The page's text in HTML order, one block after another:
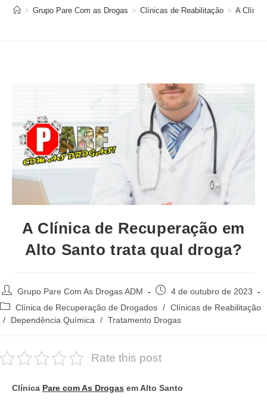
> Grupo Pare Com as Drogas > Clínicas de Reabilitação > A
A Clínica de Recuperação em
Alto Santo trata qual droga?
Autor
do
post:
Grupo Pare Com As Drogas ADM
Post
publicado:
4 de outubro de 2023
Categoria
do
Clínica de Recuperação de Drogados / Clínicas de Reabilitação
/
Dependência Química / Tratamento Drogas
Rate this post
Clínica Pare com As Drogas em Alto Santo